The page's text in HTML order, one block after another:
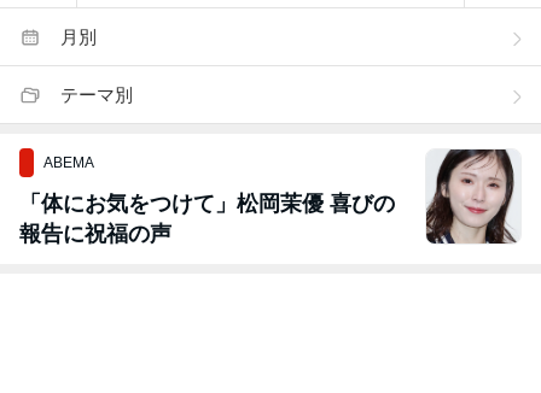
月別
テーマ別
ABEMA
「体にお気をつけて」松岡茉優 喜びの
報告に祝福の声